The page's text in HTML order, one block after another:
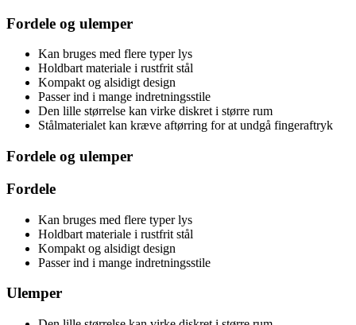
Fordele og ulemper
Kan bruges med flere typer lys
Holdbart materiale i rustfrit stål
Kompakt og alsidigt design
Passer ind i mange indretningsstile
Den lille størrelse kan virke diskret i større rum
Stålmaterialet kan kræve aftørring for at undgå fingeraftryk
Fordele og ulemper
Fordele
Kan bruges med flere typer lys
Holdbart materiale i rustfrit stål
Kompakt og alsidigt design
Passer ind i mange indretningsstile
Ulemper